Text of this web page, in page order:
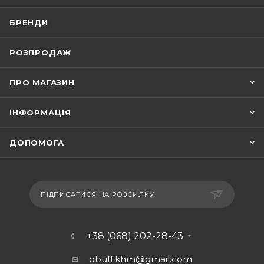
БРЕНДИ
РОЗПРОДАЖ
ПРО МАГАЗИН
ІНФОРМАЦІЯ
ДОПОМОГА
ПІДПИСАТИСЯ НА РОЗСИЛКУ
+38 (068) 202-28-43
obuff.khm@gmail.com